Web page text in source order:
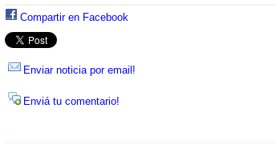
Compartir en Facebook
Enviar noticia por email!
Enviá tu comentario!